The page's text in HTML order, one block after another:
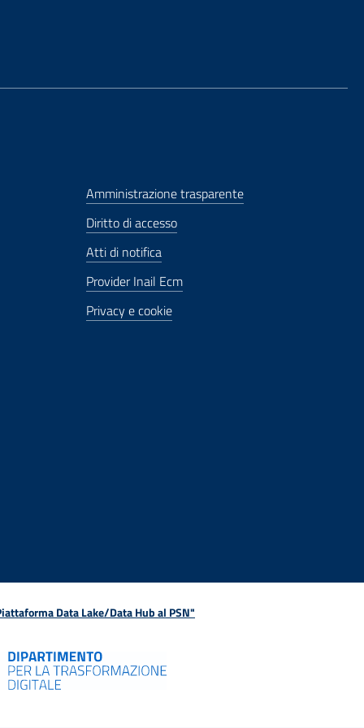
Amministrazione trasparente
Diritto di accesso
Atti di notifica
Provider Inail Ecm
Privacy e cookie
Data Lake/Data Hub al PSN"